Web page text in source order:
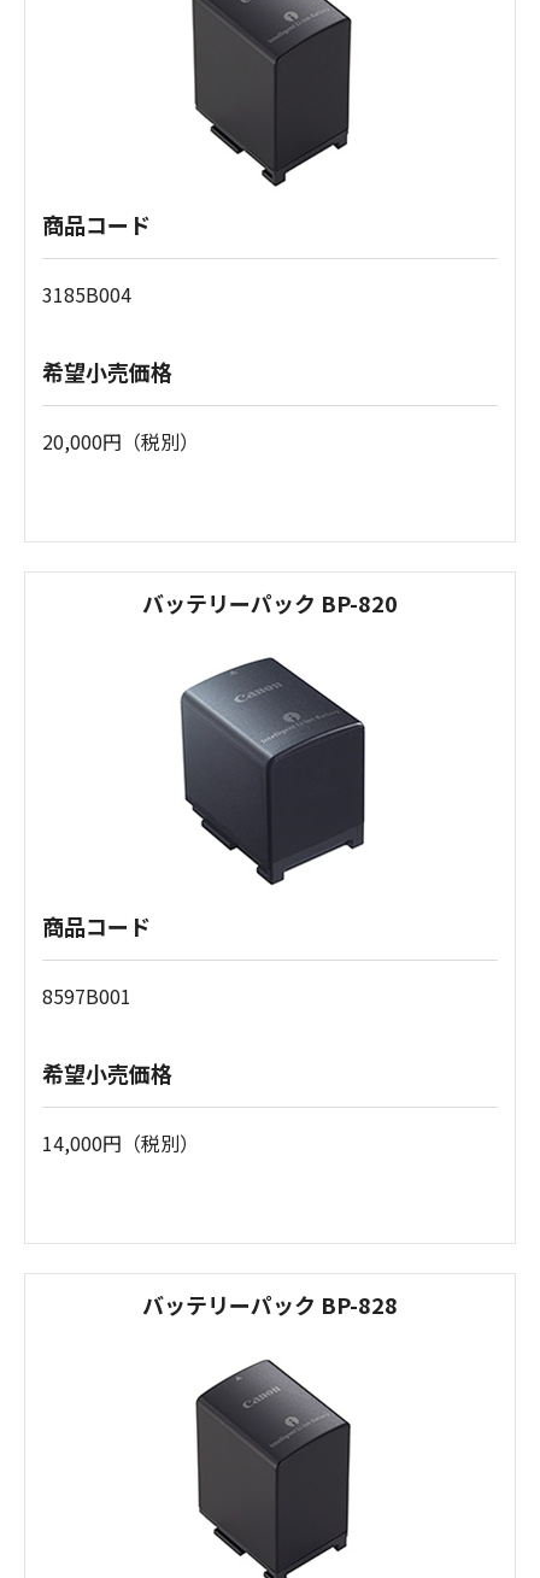
商品コード
3185B004
希望小売価格
20,000円（税別）
バッテリーパック BP-820
商品コード
8597B001
希望小売価格
14,000円（税別）
バッテリーパック BP-828